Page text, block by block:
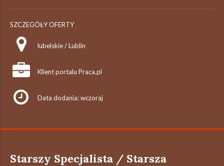
SZCZEGÓŁY OFERTY
lubelskie / Lublin
Klient portalu Praca.pl
Data dodania: wczoraj
Starszy Specjalista / Starsza